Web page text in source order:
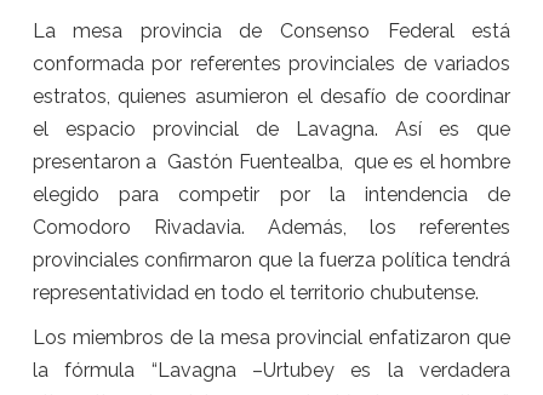
La mesa provincia de Consenso Federal está
conformada por referentes provinciales de variados
estratos, quienes asumieron el desafío de coordinar
el espacio provincial de Lavagna. Así es que
presentaron a Gastón Fuentealba, que es el hombre
elegido para competir por la intendencia de
Comodoro Rivadavia. Además, los referentes
provinciales confirmaron que la fuerza política tendrá
representatividad en todo el territorio chubutense.
Los miembros de la mesa provincial enfatizaron que
la fórmula “Lavagna –Urtubey es la verdadera